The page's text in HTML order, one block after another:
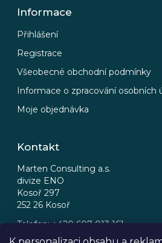
Informace
Přihlášení
Registrace
Všeobecné obchodní podmínky
Informace o zpracování osobních
Moje objednávka
Kontakt
Marten Consulting a.s.
divize ENO
Kosoř 297
252 26 Kosoř
Telefon: +420 607 013 161
Email: eno@eno.cz